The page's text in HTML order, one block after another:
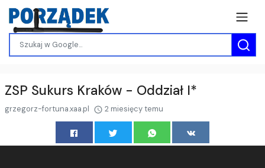
ZSP Sukurs Kraków - Oddział I*
grzegorz-fortuna.xaa.pl 2 miesięcy temu